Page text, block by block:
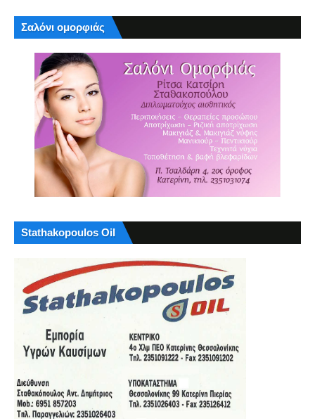
Σαλόνι ομορφιάς
Stathakopoulos Oil